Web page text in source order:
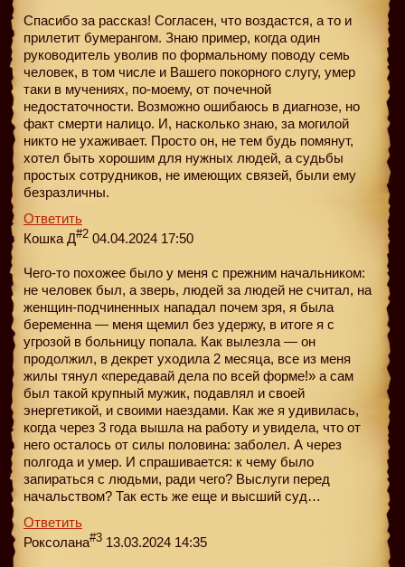
Спасибо за рассказ! Согласен, что воздастся, а то и
прилетит бумерангом. Знаю пример, когда один
руководитель уволив по формальному поводу семь
человек, в том числе и Вашего покорного слугу, умер
таки в мучениях, по-моему, от почечной
недостаточности. Возможно ошибаюсь в диагнозе, но
факт смерти налицо. И, насколько знаю, за могилой
никто не ухаживает. Просто он, не тем будь помянут,
хотел быть хорошим для нужных людей, а судьбы
простых сотрудников, не имеющих связей, были ему
безразличны.
Ответить
Кошка Д#2 04.04.2024 17:50
Чего-то похожее было у меня с прежним начальником:
не человек был, а зверь, людей за людей не считал, на
женщин-подчиненных нападал почем зря, я была
беременна — меня щемил без удержу, в итоге я с
угрозой в больницу попала. Как вылезла — он
продолжил, в декрет уходила 2 месяца, все из меня
жилы тянул «передавай дела по всей форме!» а сам
был такой крупный мужик, подавлял и своей
энергетикой, и своими наездами. Как же я удивилась,
когда через 3 года вышла на работу и увидела, что от
него осталось от силы половина: заболел. А через
полгода и умер. И спрашивается: к чему было
запираться с людьми, ради чего? Выслуги перед
начальством? Так есть же еще и высший суд…
Ответить
Роксолана#3 13.03.2024 14:35